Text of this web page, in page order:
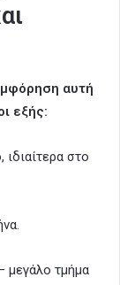
αυτή
εξής:
στο
μεγάλο τμήμα